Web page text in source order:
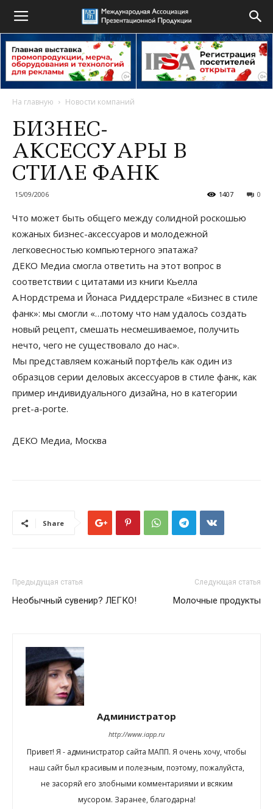
На главную Новости компаний
БИЗНЕС-
АКСЕССУАРЫ В
СТИЛЕ ФАНК
15/09/2006 0
1407
Что может быть общего между солидной роскошью
кожаных бизнес-аксессуаров и молодежной
легковесностью компьютерного эпатажа?
ДЕКО Медиа смогла ответить на этот вопрос в
соответствии с цитатами из книги Кьелла
А.Нордстрема и Йонаса Риддерстрале «Бизнес в стиле
фанк»: мы смогли «…потому что нам удалось создать
новый рецепт, смешать несмешиваемое, получить
нечто, чего не существовало до нас».
Мы представляем кожаный портфель как один из
образцов серии деловых аксессуаров в стиле фанк, как
пример индивидуального дизайна, но в категории
pret-a-porte.
ДЕКО Медиа, Москва
Share
Предыдущая статья
Необычный сувенир? ЛЕГКО!
Следующая статья
Молочные продукты
Администратор
http://www.iapp.ru
Привет! Я - администратор сайта МАПП. Я очень хочу, чтобы
наш сайт был красивым и полезным, поэтому, пожалуйста,
не засоряй его злобными комментариями и всяким
мусором. Заранее, благодарна!